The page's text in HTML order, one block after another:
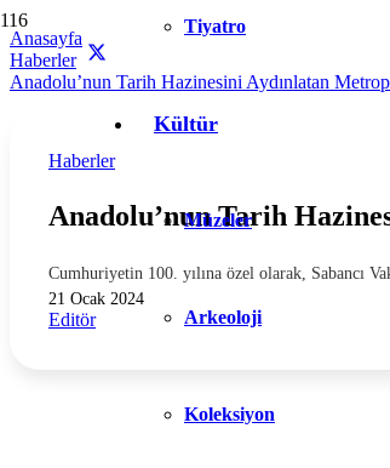
Tiyatro
Kültür
Müzeler
Arkeoloji
Koleksiyon
Anasayfa
Haberler
Anadolu’nun Tarih Hazinesini Aydınlatan
Haberler
Anadolu’nun Tarih
Cumhuriyetin 100. yılına özel olarak, Sabancı
21 Ocak 2024
Editör